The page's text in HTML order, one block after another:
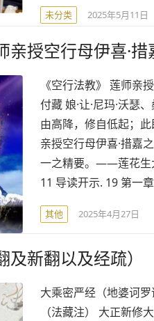
未分类 2025年5月11日
亲授空行母伊喜·
《空行法教》 莲师亲
付藏 娘·让·尼玛·沃瑟
由高降，修自低起；
亲授空行母伊喜·措嘉
一之精要。——莲花生
11 导读开示. 19 第一
其他 2025年4月27日
新翻以及经疏）
大乘密严经（地婆诃
（法藏注） 大正新